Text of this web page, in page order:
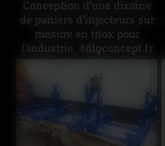
Conception d’une dizaine
de paniers d’injecteurs sur
mesure en inox pour
l’industrie. #dlgconcept.fr